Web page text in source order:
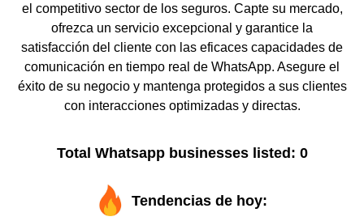
el competitivo sector de los seguros. Capte su mercado,
ofrezca un servicio excepcional y garantice la
satisfacción del cliente con las eficaces capacidades de
comunicación en tiempo real de WhatsApp. Asegure el
éxito de su negocio y mantenga protegidos a sus clientes
con interacciones optimizadas y directas.
Total Whatsapp businesses listed: 0
Tendencias de hoy: